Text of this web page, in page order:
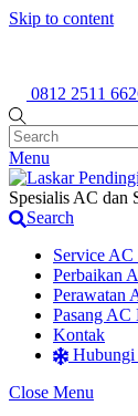
Skip to content
0812 2511
Menu
Spesialis AC dan
Search
Service
Perbaikan
Perawatan
Pasang AC
Kontak
Close Menu